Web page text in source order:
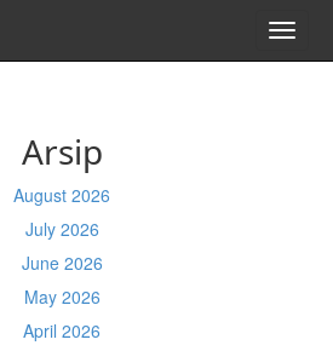
Arsip
August 2026
July 2026
June 2026
May 2026
April 2026